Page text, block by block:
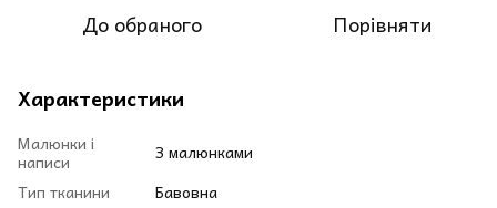
До обраного Порівняти
Характеристики
Малюнки і
написи
З малюнками
Тип тканини
Бавовна